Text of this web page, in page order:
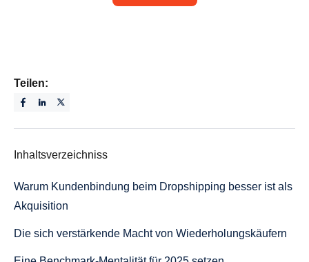
Teilen:
Inhaltsverzeichniss
Warum Kundenbindung beim Dropshipping besser ist als
Akquisition
Die sich verstärkende Macht von Wiederholungskäufern